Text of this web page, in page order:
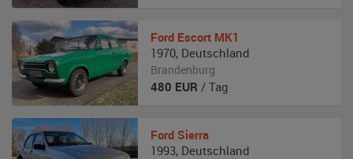
Ford Escort MK1
1970, Deutschland
Brandenburg
480 EUR / Tag
Ford Sierra
1993, Deutschland